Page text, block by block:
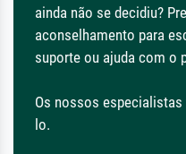
ainda não se decidiu?
aconselhamento para
suporte ou ajuda com o
Os nossos
lo.